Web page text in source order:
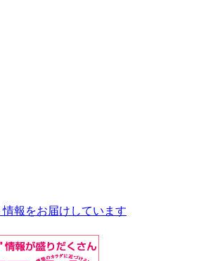
情報をお届けしています